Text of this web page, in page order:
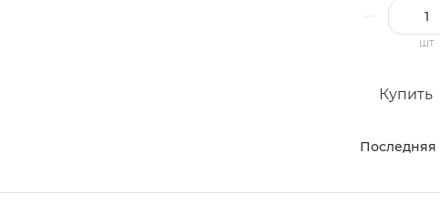
шт
Купить
Последняя